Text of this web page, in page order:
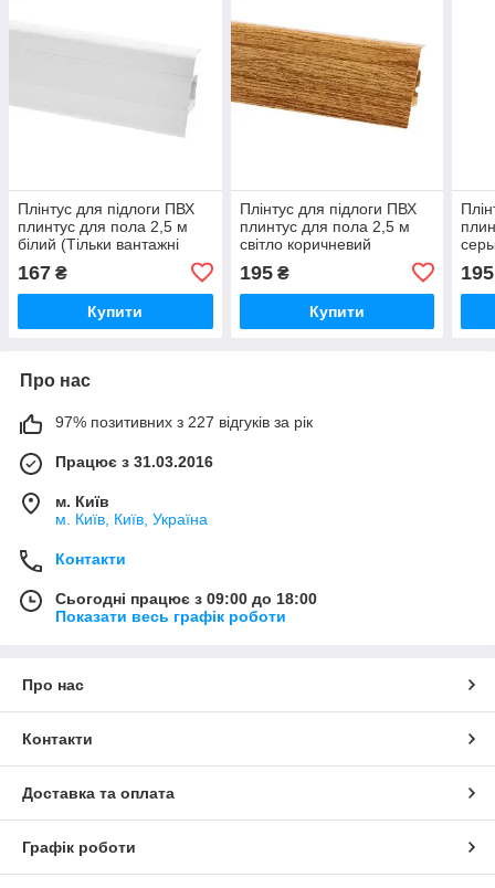
Плінтус для підлоги ПВХ
плинтус для пола 2,5 м
білий (Тільки вантажні
167 ₴
Купити
Плінтус для підлоги ПВХ
плинтус для пола 2,5 м
світло коричневий
вантажні відділення)
195₴
Купити
195
Про нас
97% позитивних з 227 відгуків за рік
Працює з 31.03.2016
м. Київ
м. Київ, Київ, Україна
Контакти
Сьогодні працює з 09:00 до 18:00
Показати весь графік роботи
Про нас
Контакти
Доставка та оплата
Графік роботи